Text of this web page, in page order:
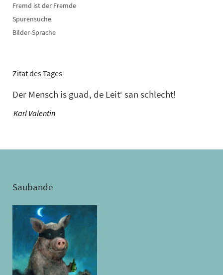
Fremd ist der Fremde
Spurensuche
Bilder-Sprache
Zitat des Tages
Der Mensch is guad, de Leit‘ san schlecht!
—
Karl Valentin
Saubande